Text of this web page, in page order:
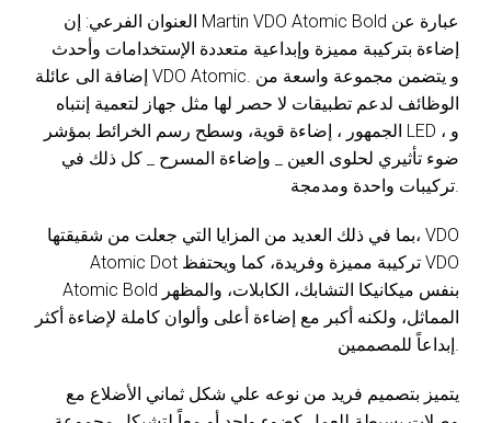
العنوان الفرعي: إن Martin VDO Atomic Bold عبارة عن
إضاءة بتركيبة مميزة وإبداعية متعددة الإستخدامات وأحدث
إضافة الى عائلة VDO Atomic. و يتضمن مجموعة واسعة من
الوظائف لدعم تطبيقات لا حصر لها مثل جهاز لتعمية إنتباه
الجمهور ، إضاءة قوية، وسطح رسم الخرائط بمؤشر LED ، و
ضوء تأثيري لحلوى العين _ وإضاءة المسرح _ كل ذلك في
بما في ذلك العديد من المزايا التي جعلت من شقيقتها، VDO
Atomic Dot تركيبة مميزة وفريدة، كما ويحتفظ VDO
Atomic Bold بنفس ميكانيكا التشابك، الكابلات، والمظهر
المماثل، ولكنه أكبر مع إضاءة أعلى وألوان كاملة لإضاءة أكثر
يتميز بتصميم فريد من نوعه علي شكل ثماني الأضلاع مع